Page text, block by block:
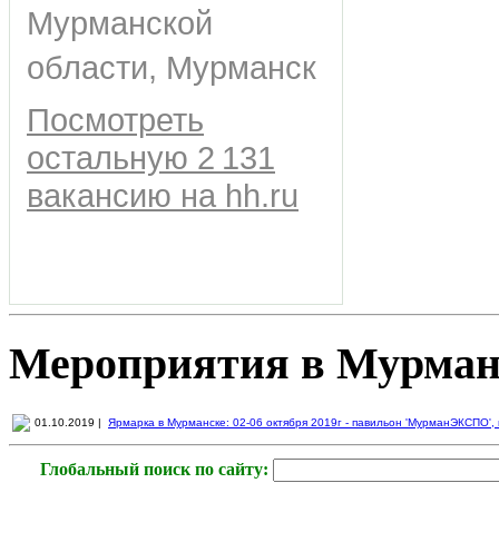
Мурманской
области, Мурманск
Посмотреть
остальную 2 131
вакансию на hh.ru
Мероприятия в
01.10.2019 | Ярмарка в Мурманске: 02-06 октября 2019г - павильон 'МурманЭКСПО',
Глобальный поиск по сайту: